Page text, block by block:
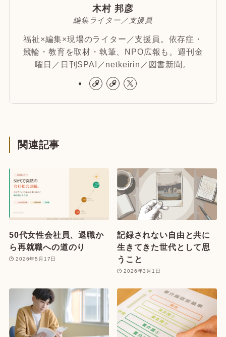
木村 邦彦
編集ライター／支援員
福祉×編集×現場のライター／支援員。依存症・
競輪・教育を取材・執筆、NPO広報も。週刊金
曜日／日刊SPA!／netkeirin／図書新聞。
関連記事
50代女性会社員、退職か
ら再就職への道のり
2026年5月17日
記録されない自由と共に
生きてきた世代として思
うこと
2026年3月1日